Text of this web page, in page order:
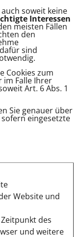
soweit keine
Interessen
meisten Fällen
den
sind
Cookies zum
im Falle Ihrer
Art. 6 Abs. 1
Sie genauer über
eingesetzte
Website und
des
und weitere